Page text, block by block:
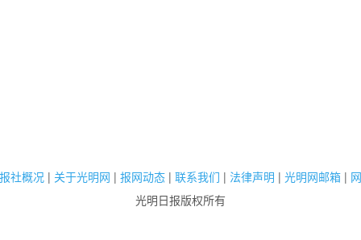
社概况 | 关于光明网 | 报网动态 | 联系我们 | 法律声明 | 光明网邮箱 |
光明日报版权所有